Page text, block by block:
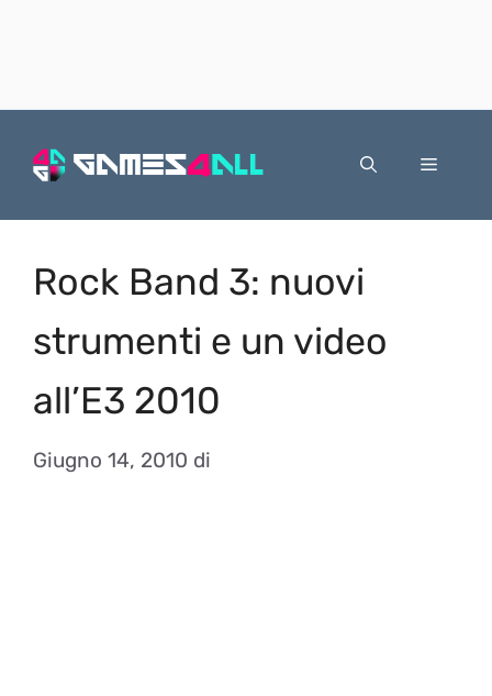
Menu
Rock Band 3: nuovi
strumenti e un video
all’E3 2010
Giugno 14, 2010 di